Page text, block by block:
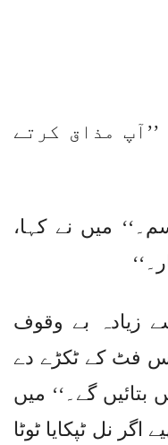
’’آپ مذاق کرتے
میں نے کہا،
زیادہ بے وقوف
فٹ کے ٹکڑے دے
گے۔‘‘ میں
اگر نل ٹپکایا ٹوٹا